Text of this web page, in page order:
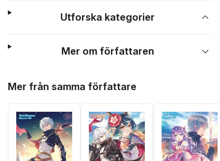
Utforska kategorier
Mer om författaren
Mer från samma författare